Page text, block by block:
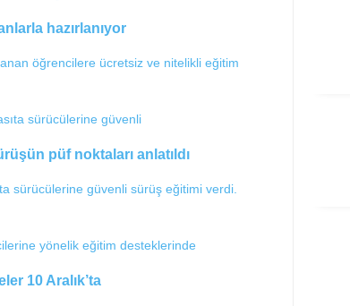
hazırlanıyor
öğrencilere ücretsiz ve nitelikli eğitim
püf noktaları anlatıldı
sürücülerine güvenli sürüş eğitimi verdi.
10 Aralık’ta